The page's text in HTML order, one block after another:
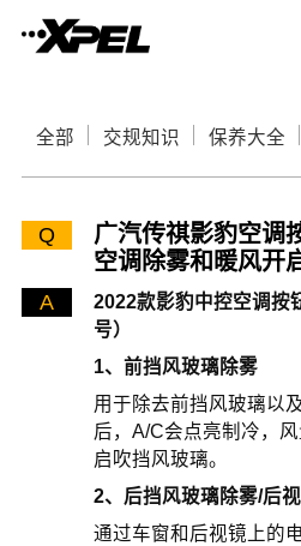
全部 交规知识 保养大全
Q
广汽传祺影豹空调
空调除雾和暖风开
A
2022款影豹中控空调按
号）
1、前挡风玻璃除雾
用于除去前挡风玻璃以
后，A/C会点亮制冷，
启吹挡风玻璃。
2、后挡风玻璃除雾/后
通过车窗和后视镜上的